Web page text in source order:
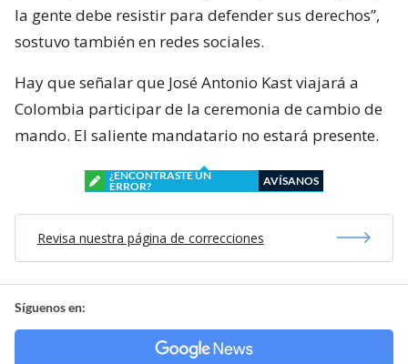
la gente debe resistir para defender sus derechos”,
sostuvo también en redes sociales.
Hay que señalar que José Antonio Kast viajará a
Colombia participar de la ceremonia de cambio de
mando. El saliente mandatario no estará presente.
¿ENCONTRASTE UN
ERROR?
AVÍSANOS
Revisa nuestra página de correcciones
Síguenos en: